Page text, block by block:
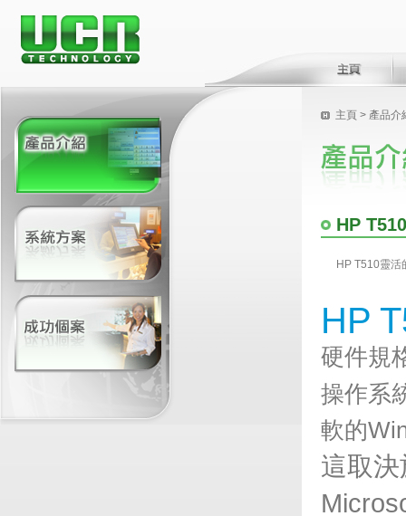
主頁 > 產品介
HP T510
HP T510靈活
HP
硬件規
操作系
軟的
這取決